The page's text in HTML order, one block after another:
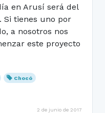
en Arusí será del
Si tienes uno por
a nosotros nos
este proyecto
Chocó
2 de junio de 2017